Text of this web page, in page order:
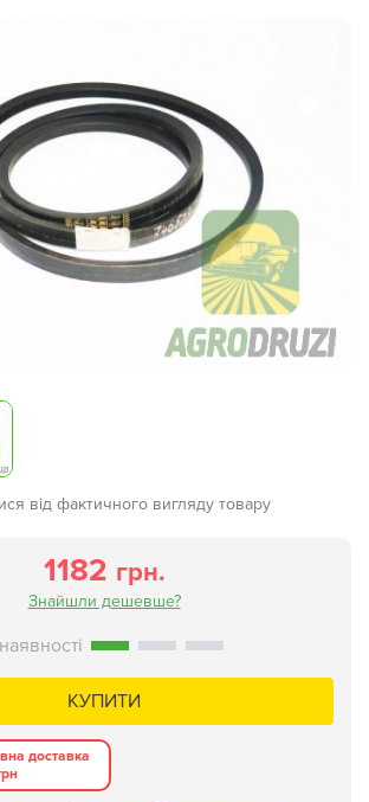
від фактичного вигляду товару
1182 грн.
Знайшли дешевше?
КУПИТИ
доставка